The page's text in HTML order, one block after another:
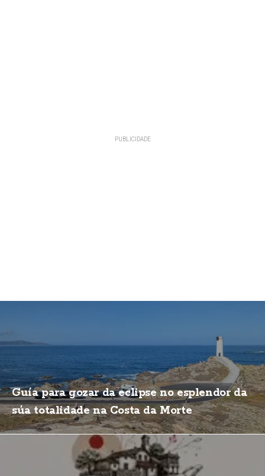
Guía para gozar da eclipse no esplendor da
súa totalidade na Costa da Morte